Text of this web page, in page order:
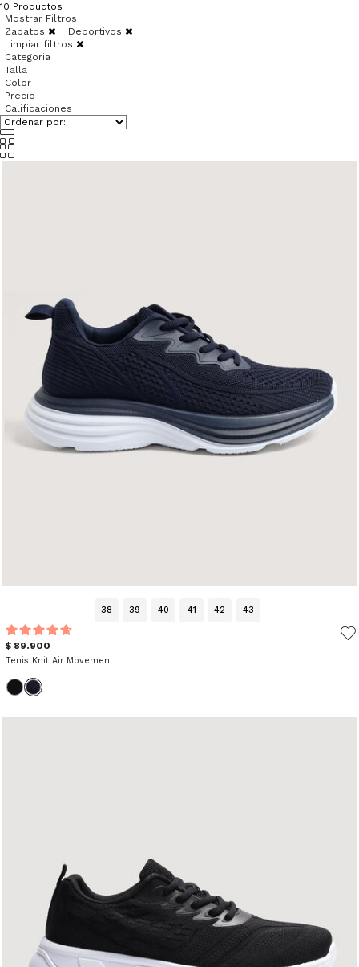
10 Productos
Mostrar Filtros
Zapatos
Deportivos
Limpiar filtros
Categoria
Talla
Color
Precio
Calificaciones
38 39 40 41 42 43
$ 89.900
Tenis Knit Air Movement